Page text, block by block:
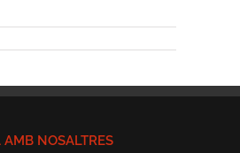
AMB NOSALTRES